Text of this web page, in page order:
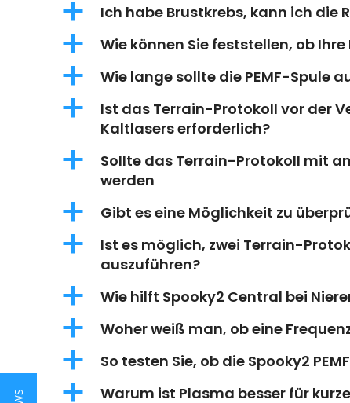
a Ich habe Brustkrebs, kann ich die
a Wie können Sie feststellen, ob
a Wie lange sollte die PEMF-Spule
a
Ist das Terrain-Protokoll vor der
Kaltlasers erforderlich?
a
Sollte das Terrain-Protokoll mit
werden
a Gibt es eine Möglichkeit zu
a
Ist es möglich, zwei Terrain-
auszuführen?
a Wie hilft Spooky2 Central bei
a Woher weiß man, ob eine
a So testen Sie, ob die Spooky2
a
Warum ist Plasma besser für